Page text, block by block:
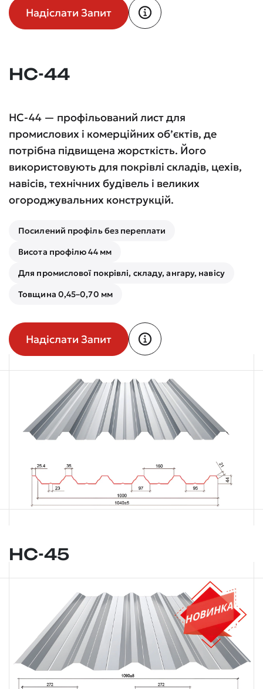
Надіслати Запит
НС-44
НС-44 — профільований лист для
промислових і комерційних об’єктів, де
потрібна підвищена жорсткість. Його
використовують для покрівлі складів, цехів,
навісів, технічних будівель і великих
огороджувальних конструкцій.
Посилений профіль без переплати
Висота профілю 44 мм
Для промислової покрівлі, складу, ангару, навісу
Товщина 0,45–0,70 мм
Надіслати Запит
НС-45